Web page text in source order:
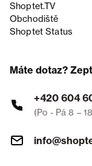
Shoptet.TV
Obchodiště
Shoptet Status
Máte dotaz?
+420 604
(Po - Pá 8 –